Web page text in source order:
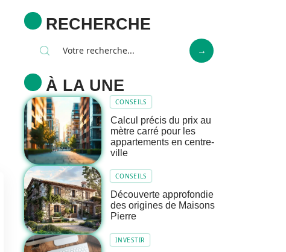
RECHERCHE
À LA UNE
CONSEILS
Calcul précis du prix au
mètre carré pour les
appartements en centre-
ville
CONSEILS
Découverte approfondie
des origines de Maisons
Pierre
INVESTIR